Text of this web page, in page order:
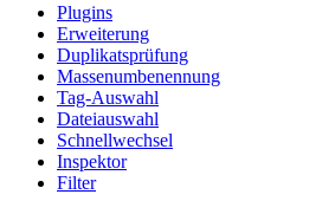
Plugins
Erweiterung
Duplikatsprüfung
Massenumbenennung
Tag-Auswahl
Dateiauswahl
Schnellwechsel
Inspektor
Filter